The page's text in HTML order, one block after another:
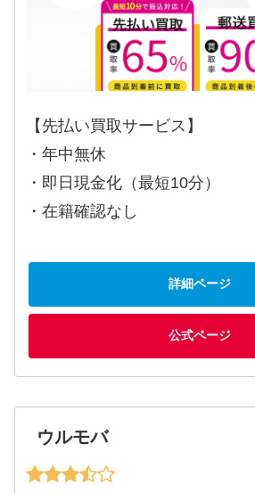
【先払い買取サービス】
・年中無休
・即日現金化（最短10分）
・在籍確認なし
詳細ページ
公式ページ
ウルモバ